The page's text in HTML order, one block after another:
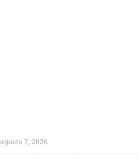
agosto 7, 2026